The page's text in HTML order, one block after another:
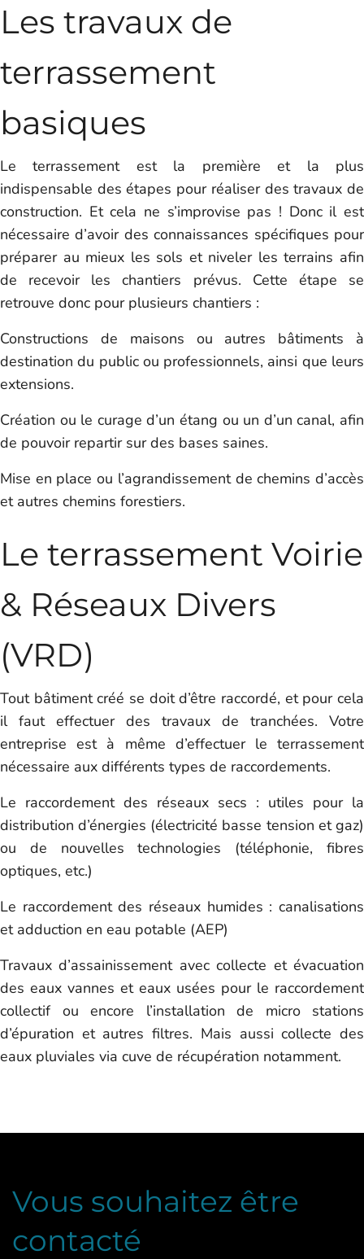
Les travaux de
terrassement
basiques
Le terrassement est la première et la plus
indispensable des étapes pour réaliser des travaux de
construction. Et cela ne s’improvise pas ! Donc il est
nécessaire d’avoir des connaissances spécifiques pour
préparer au mieux les sols et niveler les terrains afin
de recevoir les chantiers prévus. Cette étape se
retrouve donc pour plusieurs chantiers :
Constructions de maisons ou autres bâtiments à
destination du public ou professionnels, ainsi que leurs
extensions.
Création ou le curage d’un étang ou un d’un canal, afin
de pouvoir repartir sur des bases saines.
Mise en place ou l’agrandissement de chemins d’accès
et autres chemins forestiers.
Le terrassement Voirie
& Réseaux Divers
(VRD)
Tout bâtiment créé se doit d’être raccordé, et pour cela
il faut effectuer des travaux de tranchées. Votre
entreprise est à même d’effectuer le terrassement
nécessaire aux différents types de raccordements.
Le raccordement des réseaux secs : utiles pour la
distribution d’énergies (électricité basse tension et gaz)
ou de nouvelles technologies (téléphonie, fibres
optiques, etc.)
Le raccordement des réseaux humides : canalisations
et adduction en eau potable (AEP)
Travaux d’assainissement avec collecte et évacuation
des eaux vannes et eaux usées pour le raccordement
collectif ou encore l’installation de micro stations
d’épuration et autres filtres. Mais aussi collecte des
eaux pluviales via cuve de récupération notamment.
Vous souhaitez être
contacté